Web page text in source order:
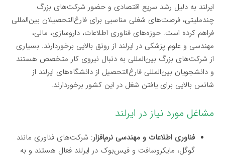
ایرلند به دلیل رشد سریع اقتصادی و حضور شرکت‌های بزرگ
چندملیتی، فرصت‌های شغلی مناسبی برای فارغ‌التحصیلان بین‌المللی
فراهم کرده است. حوزه‌های فناوری اطلاعات، داروسازی، مالی،
مهندسی و علوم پزشکی در ایرلند از رونق بالایی برخوردارند. بسیاری
از شرکت‌های بزرگ بین‌المللی به دنبال نیروی کار متخصص هستند
و دانشجویان بین‌المللی فارغ‌التحصیل از دانشگاه‌های ایرلند از
شانس بالایی برای یافتن شغل در این کشور برخوردارند.
مشاغل مورد نیاز در ایرلند
فناوری اطلاعات و مهندسی نرم‌افزار: شرکت‌های فناوری مانند
گوگل، مایکروسافت و فیس‌بوک در ایرلند فعال هستند و به